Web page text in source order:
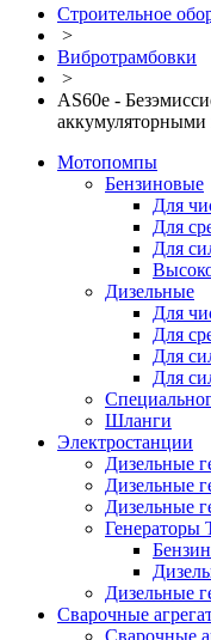
Строительное
>
Вибротрамбовки
>
AS60e -
аккумуляторными
Мотопомпы
Бензиновые
Для
Для
Для
Дизельные
Для
Для
Для
Для
Шланги
Электростанции
Дизельные
Дизельные
Дизельные
Генераторы
Дизельные
Сварочные